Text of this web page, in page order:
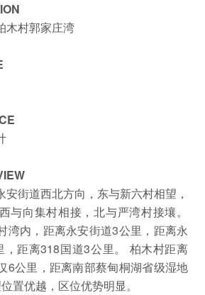
木村郭家庄湾
街道西北方向，东与新六村相望，
与向集村相接，北与严湾村接壤。
湾内，距离永安街道3公里，距离永
距离318国道3公里。 柏木村距离
6公里，距离南部蔡甸桐湖省级湿地
置优越，区位优势明显。